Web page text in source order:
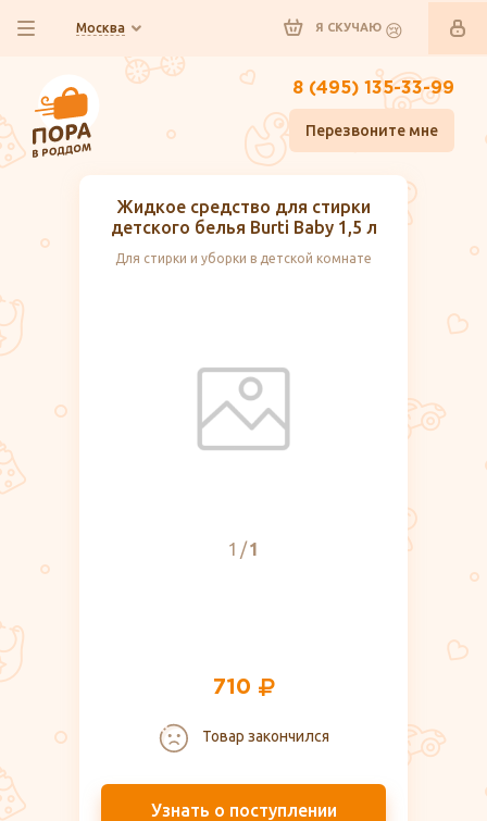
Москва Я СКУЧАЮ
8 (495) 135-33-99
Перезвоните мне
Жидкое средство для стирки
детского белья Burti Baby 1,5 л
Для стирки и уборки в детской комнате
1 1
710
Товар закончился
Узнать о поступлении